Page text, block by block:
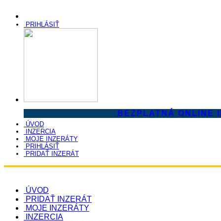
PRIHLÁSIŤ
BEZPLATNÁ ONLINE
ÚVOD
INZERCIA
MOJE INZERÁTY
PRIHLÁSIŤ
PRIDAŤ INZERÁT
ÚVOD
PRIDAŤ INZERÁT
MOJE INZERÁTY
INZERCIA